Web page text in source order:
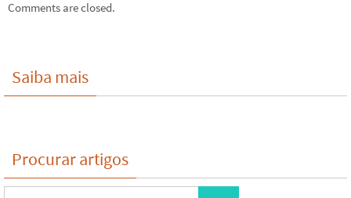
Comments are closed.
Saiba mais
Procurar artigos